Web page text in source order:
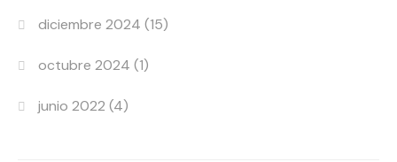
diciembre 2024 (15)
octubre 2024 (1)
junio 2022 (4)